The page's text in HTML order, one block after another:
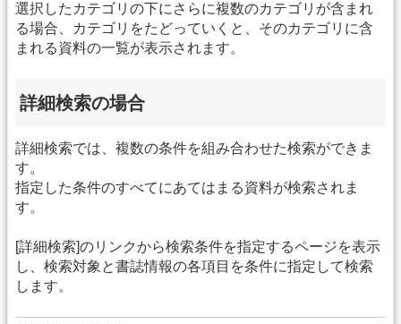
選択したカテゴリの下にさらに複数のカテゴリが含まれ
る場合、カテゴリをたどっていくと、そのカテゴリに含
まれる資料の一覧が表示されます。
詳細検索の場合
詳細検索では、複数の条件を組み合わせた検索ができま
す。
指定した条件のすべてにあてはまる資料が検索されま
す。
[詳細検索]のリンクから検索条件を指定するページを表示
し、検索対象と書誌情報の各項目を条件に指定して検索
します。